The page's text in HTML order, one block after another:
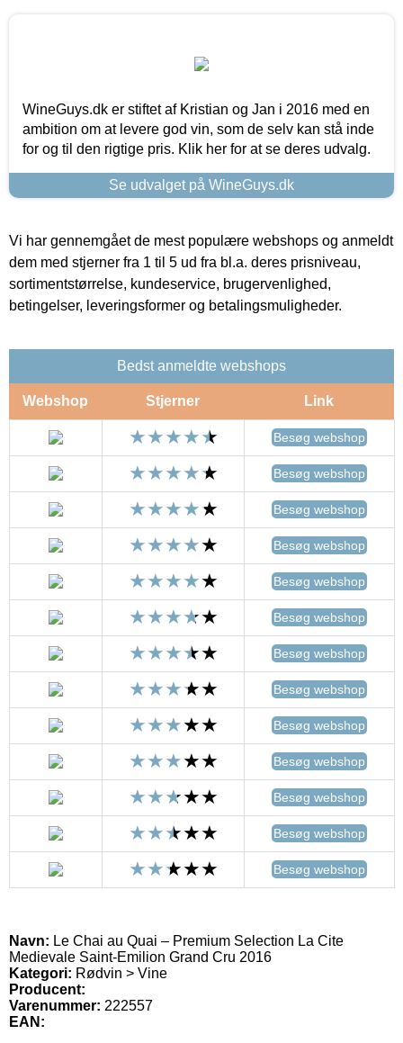
WineGuys.dk er stiftet af Kristian og Jan i 2016 med en
ambition om at levere god vin, som de selv kan stå inde
for og til den rigtige pris. Klik her for at se deres udvalg.
Se udvalget på WineGuys.dk
Vi har gennemgået de mest populære webshops og anmeldt
dem med stjerner fra 1 til 5 ud fra bl.a. deres prisniveau,
sortimentstørrelse, kundeservice, brugervenlighed,
betingelser, leveringsformer og betalingsmuligheder.
Bedst anmeldte webshops
Webshop Stjerner Link
Besøg webshop
Besøg webshop
Besøg webshop
Besøg webshop
Besøg webshop
Besøg webshop
Besøg webshop
Besøg webshop
Besøg webshop
Besøg webshop
Besøg webshop
Besøg webshop
Besøg webshop
Navn: Le Chai au Quai – Premium Selection La Cite
Medievale Saint-Emilion Grand Cru 2016
Kategori: Rødvin > Vine
Producent:
Varenummer: 222557
EAN: